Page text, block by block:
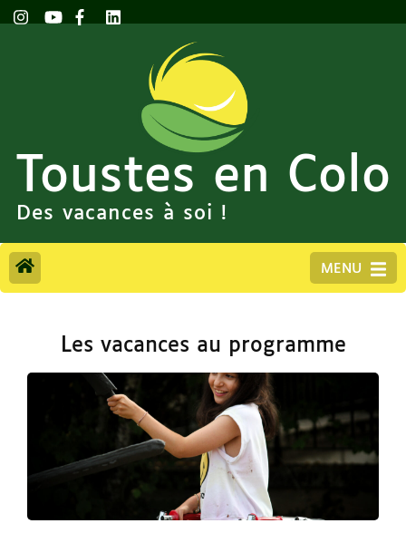
Toustes en Colo
Des vacances à soi !
MENU
Les vacances au programme